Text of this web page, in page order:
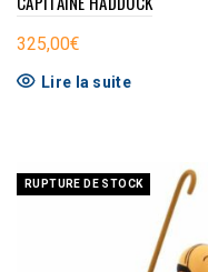
325,00€
Lire la suite
RUPTURE DE STOCK